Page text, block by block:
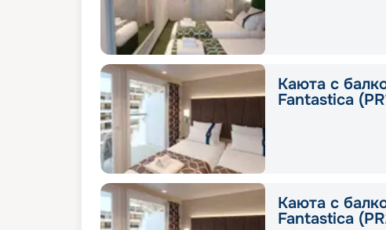
Каюта с
Fantastica
Каюта с
Fantastica